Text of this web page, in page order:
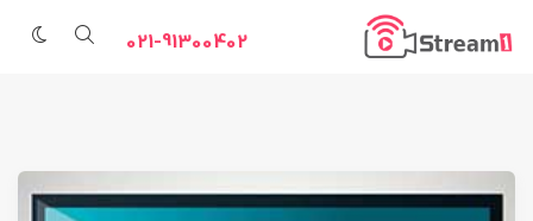
021-91300402